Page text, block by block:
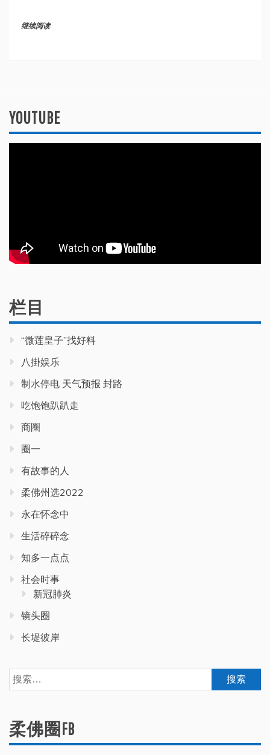
继续阅读
YOUTUBE
栏目
“微莲皇子”找好料
八掛娱乐
制水停电 天气预报 封路
吃饱饱趴趴走
商圈
圈一
有故事的人
柔佛州选2022
永在怀念中
生活碎碎念
知多一点点
社会时事
新冠肺炎
镜头圈
长堤彼岸
搜
索：
柔佛圈FB